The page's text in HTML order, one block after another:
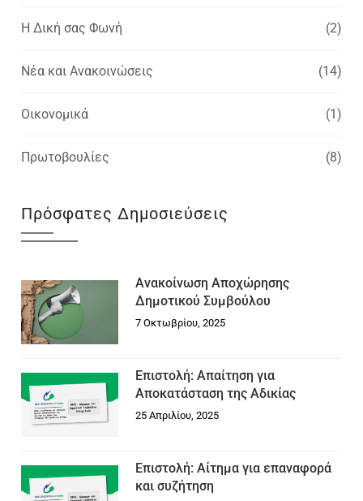
Η Δική σας Φωνή (2)
Νέα και Ανακοινώσεις (14)
Οικονομικά (1)
Πρωτοβουλίες (8)
Πρόσφατες Δημοσιεύσεις
Ανακοίνωση Αποχώρησης
Δημοτικού Συμβούλου
7 Οκτωβρίου, 2025
Επιστολή: Απαίτηση για
Αποκατάσταση της Αδικίας
25 Απριλίου, 2025
Επιστολή: Αίτημα για επαναφορά
και συζήτηση